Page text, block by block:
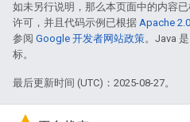
如未另行说明，那么本页面中的内容
许可，并且代码示例已根据 Apache
参阅 Google 开发者网站政策。Java
标。
最后更新时间 (UTC)：2025-08-27。